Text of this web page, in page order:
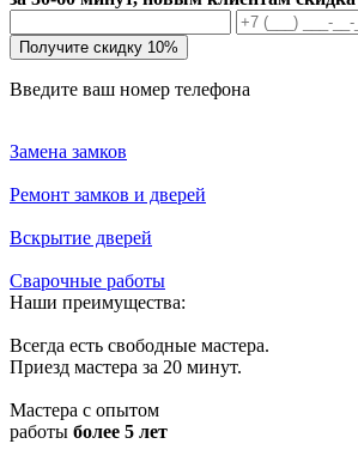
Получите скидку 10%
Введите ваш номер телефона
Замена замков
Ремонт замков и дверей
Вскрытие дверей
Сварочные работы
Наши преимущества:
Всегда есть свободные мастера.
Приезд мастера за 20 минут.
Мастера с опытом
работы более 5 лет